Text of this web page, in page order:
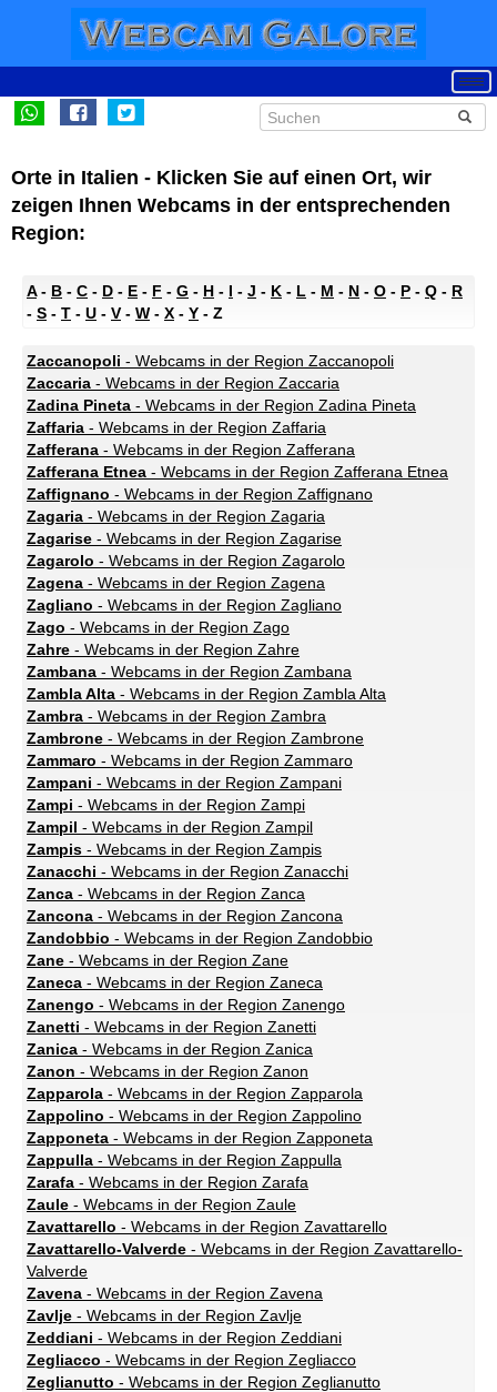
Orte in Italien - Klicken Sie auf einen Ort, wir
zeigen Ihnen Webcams in der entsprechenden
Region:
A- B - C - D - E - F - G - H - I - J - K - L - M - N - O - P - Q - R
- S - T - U - V- W - X - Y - Z
Zaccanopoli - Webcams in der Region Zaccanopoli
Zaccaria - Webcams in der Region Zaccaria
Zadina Pineta - Webcams in der Region Zadina Pineta
Zaffaria - Webcams in der Region Zaffaria
Zafferana - Webcams in der Region Zafferana
Zafferana Etnea - Webcams in der Region Zafferana Etnea
Zaffignano - Webcams in der Region Zaffignano
Zagaria - Webcams in der Region Zagaria
Zagarise - Webcams in der Region Zagarise
Zagarolo - Webcams in der Region Zagarolo
Zagena - Webcams in der Region Zagena
Zagliano - Webcams in der Region Zagliano
Zago - Webcams in der Region Zago
Zahre - Webcams in der Region Zahre
Zambana - Webcams in der Region Zambana
Zambla Alta - Webcams in der Region Zambla Alta
Zambra - Webcams in der Region Zambra
Zambrone - Webcams in der Region Zambrone
Zammaro - Webcams in der Region Zammaro
Zampani - Webcams in der Region Zampani
Zampi - Webcams in der Region Zampi
Zampil - Webcams in der Region Zampil
Zampis - Webcams in der Region Zampis
Zanacchi - Webcams in der Region Zanacchi
Zanca - Webcams in der Region Zanca
Zancona - Webcams in der Region Zancona
Zandobbio - Webcams in der Region Zandobbio
Zane - Webcams in der Region Zane
Zaneca - Webcams in der Region Zaneca
Zanengo - Webcams in der Region Zanengo
Zanetti - Webcams in der Region Zanetti
Zanica - Webcams in der Region Zanica
Zanon - Webcams in der Region Zanon
Zapparola - Webcams in der Region Zapparola
Zappolino - Webcams in der Region Zappolino
Zapponeta - Webcams in der Region Zapponeta
Zappulla - Webcams in der Region Zappulla
Zarafa - Webcams in der Region Zarafa
Zaule - Webcams in der Region Zaule
Zavattarello - Webcams in der Region Zavattarello
Zavattarello-Valverde - Webcams in der Region Zavattarello-
Valverde
Zavena - Webcams in der Region Zavena
Zavlje - Webcams in der Region Zavlje
Zeddiani - Webcams in der Region Zeddiani
Zegliacco - Webcams in der Region Zegliacco
Zeglianutto - Webcams in der Region Zeglianutto